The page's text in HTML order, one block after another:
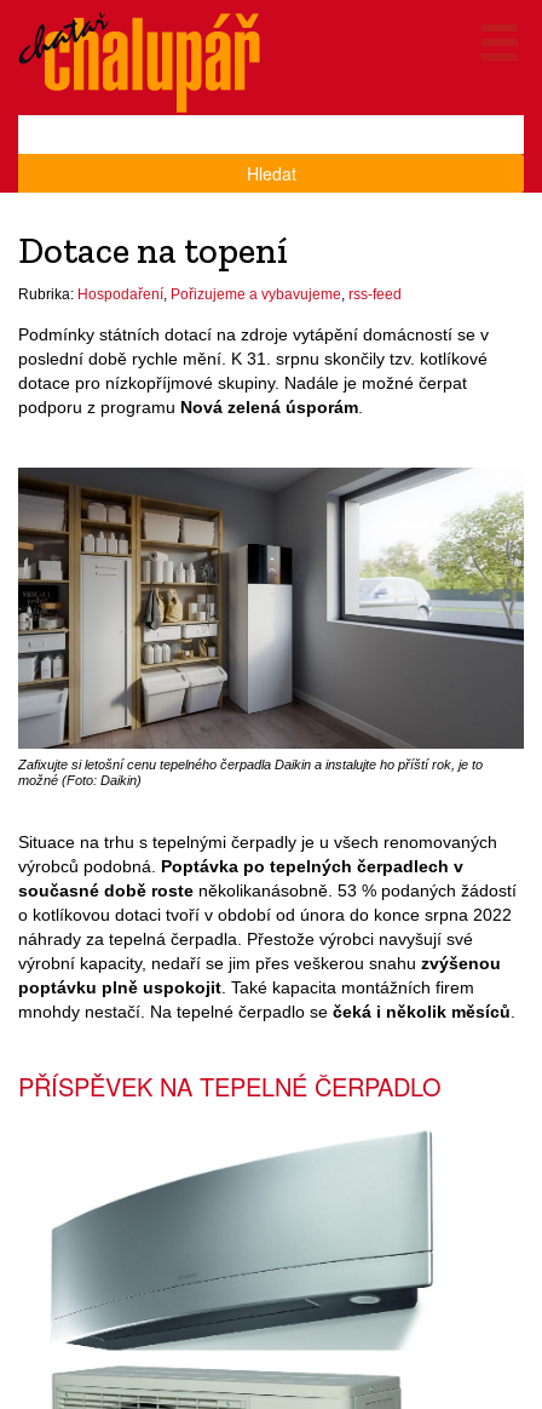
Hledat
Dotace na topení
Rubrika: Hospodaření Pořizujeme a vybavujeme rss-feed
Zafixujte si letošní cenu tepelného čerpadla Daikin a instalujte ho příští rok, je to
možné (Foto: Daikin)
Podmínky státních dotací na zdroje vytápění domácností se v
poslední době rychle mění. K 31. srpnu skončily tzv. kotlíkové
dotace pro nízkopříjmové skupiny. Nadále je možné čerpat
podporu z programu Nová zelená úsporám
Situace na trhu s tepelnými čerpadly je u všech renomovaných
výrobců podobná. Poptávka po tepelných čerpadlech v
současné době roste několikanásobně. 53 % podaných žádostí
o kotlíkovou dotaci tvoří v období od února do konce srpna 2022
náhrady za tepelná čerpadla. Přestože výrobci navyšují své
výrobní kapacity, nedaří se jim přes veškerou snahu zvýšenou
poptávku plně uspokojit . Také kapacita montážních firem
mnohdy nestačí. Na tepelné čerpadlo se čeká i několik měsíců
PŘÍSPĚVEK NA TEPELNÉ ČERPADLO